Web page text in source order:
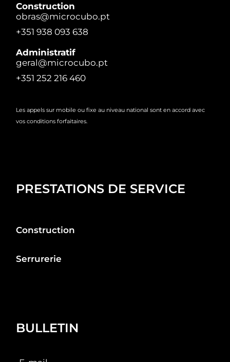
Construction
obras@microcubo.pt
+351 938 093 638
Administratif
geral@microcubo.pt
+351 252 216 460
Les appels sur mobile ou fixe au niveau national sont en accord avec
vos conditions forfaitaires.
PRESTATIONS DE SERVICE
Construction
Serrurerie
BULLETIN